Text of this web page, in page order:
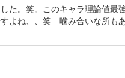
た。笑。このキャラ理論値最
よね、、笑 噛み合いな所も